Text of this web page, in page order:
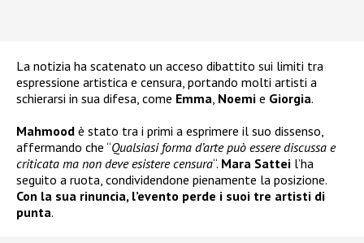
La notizia ha scatenato un acceso dibattito sui limiti tra
espressione artistica e censura, portando molti artisti a
schierarsi in sua difesa, come Emma, Noemi e Giorgia.
Mahmood è stato tra i primi a esprimere il suo dissenso,
affermando che “Qualsiasi forma d’arte può essere discussa e
criticata ma non deve esistere censura“. Mara Sattei l’ha
seguito a ruota, condividendone pienamente la posizione.
Con la sua rinuncia, l’evento perde i suoi tre artisti di
punta.